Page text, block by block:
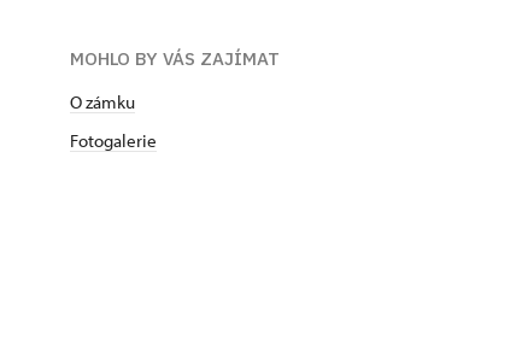
MOHLO BY VÁS ZAJÍMAT
O zámku
Fotogalerie